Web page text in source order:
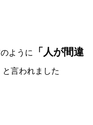
ように
「人が間違
と言われました